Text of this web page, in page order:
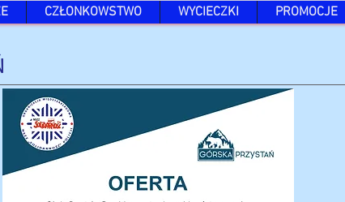
CZŁONKOWSTWO WYCIECZKI PROMOCJE